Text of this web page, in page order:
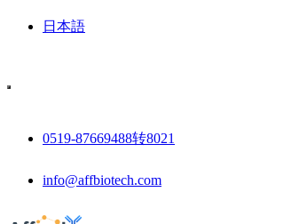
日本語
0519-87669488转8021
info@affbiotech.com